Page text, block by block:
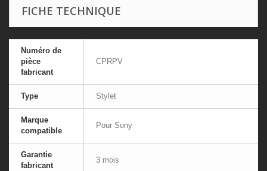
FICHE TECHNIQUE
Numéro de
pièce
fabricant
CPRPV
Type Stylet
Marque
compatible
Pour Sony
Garantie
fabricant
3 mois